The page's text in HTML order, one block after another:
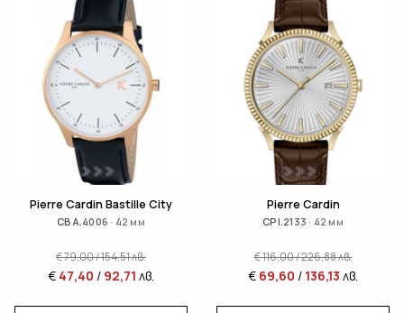
Pierre Cardin Bastille City
CBA.4006 · 42 мм
€79,00/154,51лв.
€ 47,40 / 92,71 лв.
Pierre Cardin
CPI.2133 · 42 мм
€116,00/226,88лв.
€ 69,60 / 136,13 лв.